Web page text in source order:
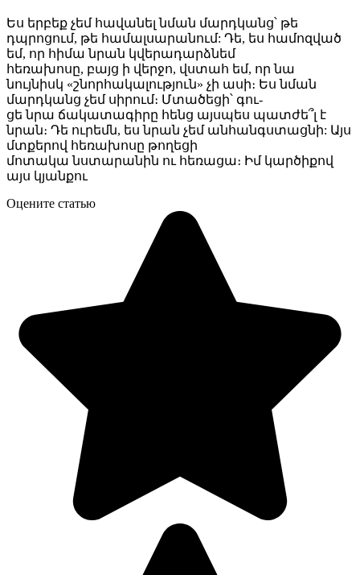
Ես երբեք չեմ հավանել նման մարդկանց՝ թե
դպրոցում, թե համալսարանում: Դե, ես համոզված
եմ, որ հիմա նրան կվերադարձնեմ
հեռախոսը, բայց ի վերջո, վստահ եմ, որ նա
նույնիսկ «շնորհակալություն» չի ասի։ Ես նման
մարդկանց չեմ սիրում։ Մտածեցի՝ գու-
ցե նրա ճակատագիրը հենց այսպես պատժե՞լ է
նրան։ Դե ուրեմն, ես նրան չեմ անհանգստացնի: Այս
մտքերով հեռախոսը թողեցի
մոտակա նստարանին ու հեռացա։ Իմ կարծիքով
այս կյանքու
Оцените статью